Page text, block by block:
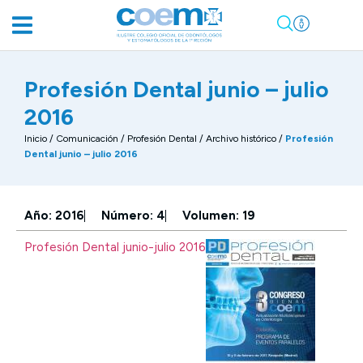
Profesión Dental junio – julio
2016
Inicio / Comunicación / Profesión Dental / Archivo histórico / Profesión
Dental junio – julio 2016
Año: 2016 Número: 4 Volumen: 19
Profesión Dental junio-julio 2016